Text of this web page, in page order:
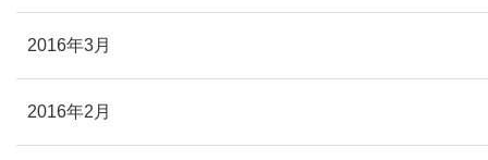
2016年3月
2016年2月